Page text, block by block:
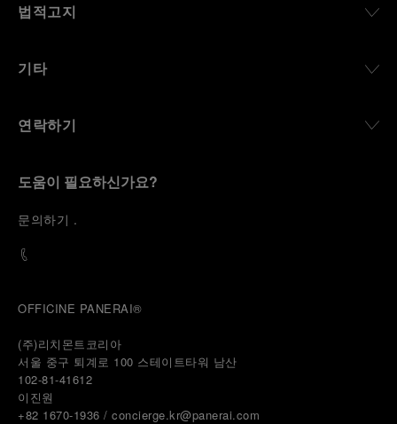
법적고지
기타
연락하기
도움이 필요하신가요?
문의하기 .
OFFICINE PANERAI®
(주)리치몬트코리아
서울 중구 퇴계로 100 스테이트타워 남산
102-81-41612
이진원
+82 1670-1936 / concierge.kr@panerai.com